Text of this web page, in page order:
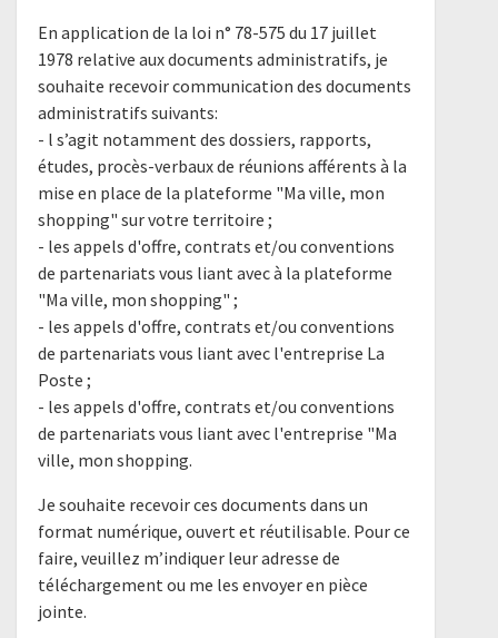
En application de la loi n° 78-575 du 17 juillet
1978 relative aux documents administratifs, je
souhaite recevoir communication des documents
administratifs suivants:
- l s’agit notamment des dossiers, rapports,
études, procès-verbaux de réunions afférents à la
mise en place de la plateforme "Ma ville, mon
shopping" sur votre territoire ;
- les appels d'offre, contrats et/ou conventions
de partenariats vous liant avec à la plateforme
"Ma ville, mon shopping" ;
- les appels d'offre, contrats et/ou conventions
de partenariats vous liant avec l'entreprise La
Poste ;
- les appels d'offre, contrats et/ou conventions
de partenariats vous liant avec l'entreprise "Ma
ville, mon shopping.
Je souhaite recevoir ces documents dans un
format numérique, ouvert et réutilisable. Pour ce
faire, veuillez m’indiquer leur adresse de
téléchargement ou me les envoyer en pièce
jointe.